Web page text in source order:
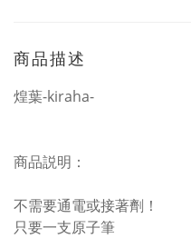
商品描述
煌葉-kiraha-
商品説明：
不需要通電或接著劑！
只要一支原子筆